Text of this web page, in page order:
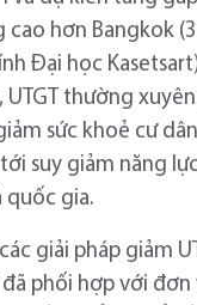
cao hơn Bangkok
Đại học
thường
sức khoẻ cư
suy giảm năng
quốc gia.
giải pháp giảm
phối hợp với đơn